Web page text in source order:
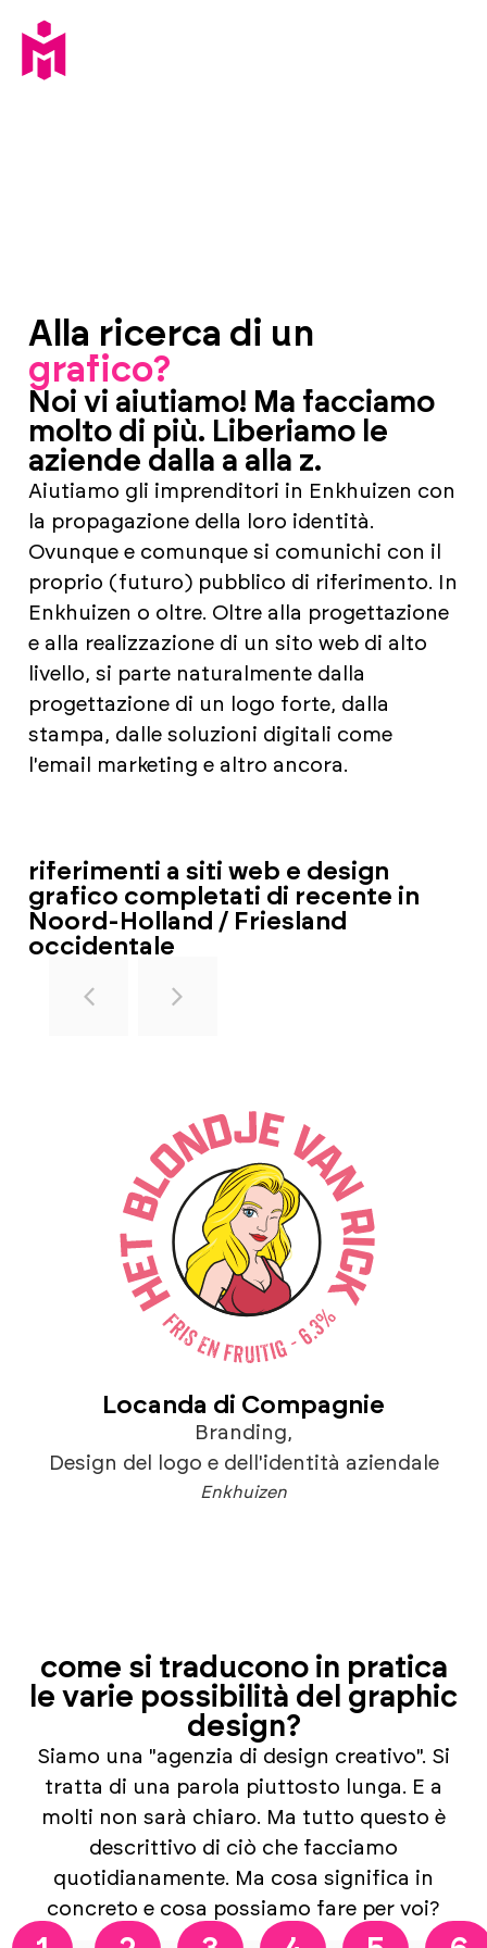
Alla ricerca di un
grafico?
Noi vi aiutiamo! Ma facciamo
molto di più. Liberiamo le
aziende dalla a alla z.
Aiutiamo gli imprenditori in Enkhuizen con
la propagazione della loro identità.
Ovunque e comunque si comunichi con il
proprio (futuro) pubblico di riferimento. In
Enkhuizen o oltre. Oltre alla progettazione
e alla realizzazione di un sito web di alto
livello, si parte naturalmente dalla
progettazione di un logo forte, dalla
stampa, dalle soluzioni digitali come
l'email marketing e altro ancora.
riferimenti a siti web e design
grafico completati di recente in
Noord-Holland / Friesland
occidentale
Locanda di Compagnie
Branding,
Design del logo e dell'identità aziendale
Enkhuizen
come si traducono in pratica
le varie possibilità del graphic
design?
Siamo una "agenzia di design creativo". Si
tratta di una parola piuttosto lunga. E a
molti non sarà chiaro. Ma tutto questo è
descrittivo di ciò che facciamo
quotidianamente. Ma cosa significa in
concreto e cosa possiamo fare per voi?